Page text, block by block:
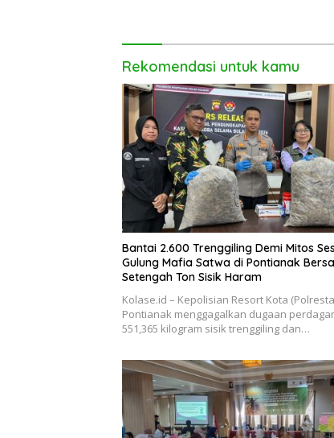
Rekomendasi untuk kamu
Bantai 2.600 Trenggiling Demi Mitos
Gulung Mafia Satwa di Pontianak
Setengah Ton Sisik Haram
Kolase.id – Kepolisian Resort Kota
Pontianak menggagalkan dugaan
551,365 kilogram sisik trenggiling dan…